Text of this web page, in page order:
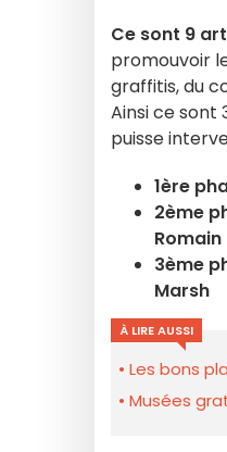
Ce sont 9
promouvoir
graffitis, du
Ainsi ce sont
puisse
1ère
2ème
Romain
3ème
Marsh
À LIRE AUSSI
Les bons
Musées